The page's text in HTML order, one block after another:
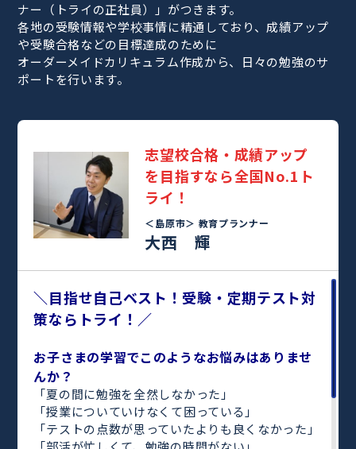
ナー（トライの正社員）」がつきます。
各地の受験情報や学校事情に精通しており、成績アップ
や受験合格などの目標達成のために
オーダーメイドカリキュラム作成から、日々の勉強のサ
ポートを行います。
志望校合格・成績アップ
を目指すなら全国No.1ト
ライ！
＜島原市＞ 教育プランナー
大西 輝
＼目指せ自己ベスト！受験・定期テスト対
策ならトライ！／
お子さまの学習でこのようなお悩みはありませ
んか？
「夏の間に勉強を全然しなかった」
「授業についていけなくて困っている」
「テストの点数が思っていたよりも良くなかった」